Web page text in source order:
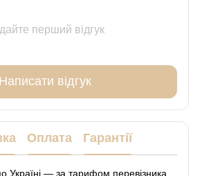
перший відгук
Написати відгук
Оплата Гарантії
— за тарифом перевізника